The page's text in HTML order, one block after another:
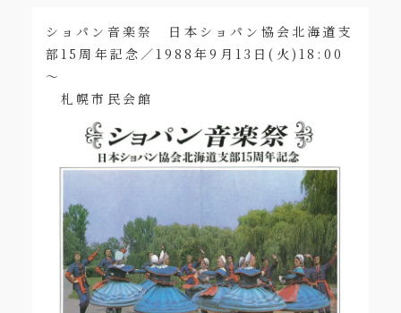
ショパン音楽祭 日本ショパン協会北海道支
部15周年記念／1988年9月13日(火)18:00
～
札幌市民会館